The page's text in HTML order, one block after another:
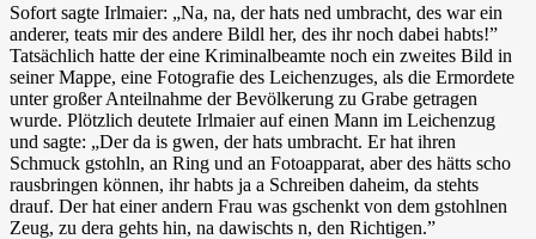
Sofort sagte Irlmaier: „Na, na, der hats ned umbracht, des war ein
anderer, teats mir des andere Bildl her, des ihr noch dabei habts!”
Tatsächlich hatte der eine Kriminalbeamte noch ein zweites Bild in
seiner Mappe, eine Fotografie des Leichenzuges, als die Ermordete
unter großer Anteilnahme der Bevölkerung zu Grabe getragen
wurde. Plötzlich deutete Irlmaier auf einen Mann im Leichenzug
und sagte: „Der da is gwen, der hats umbracht. Er hat ihren
Schmuck gstohln, an Ring und an Fotoapparat, aber des hätts scho
rausbringen können, ihr habts ja a Schreiben daheim, da stehts
drauf. Der hat einer andern Frau was gschenkt von dem gstohlnen
Zeug, zu dera gehts hin, na dawischts n, den Richtigen.”